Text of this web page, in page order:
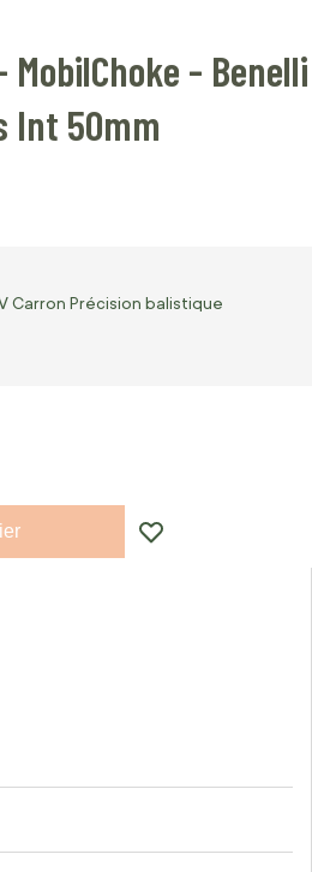
- Benelli
Int 50mm
Carron Précision balistique